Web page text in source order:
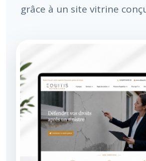
grâce à un site vitrine